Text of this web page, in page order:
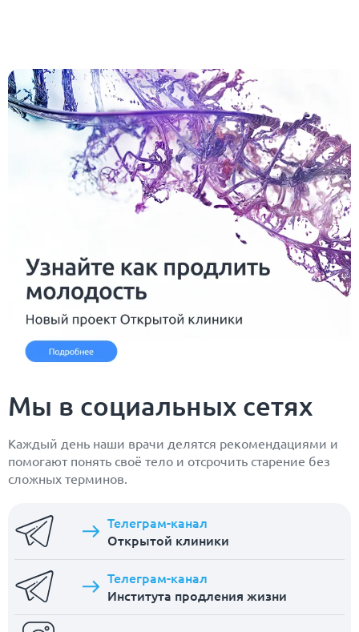
Мы в социальных сетях
Каждый день наши врачи делятся рекомендациями и
помогают понять своё тело и отсрочить старение без
сложных терминов.
Телеграм-канал
Открытой клиники
Телеграм-канал
Института продления жизни